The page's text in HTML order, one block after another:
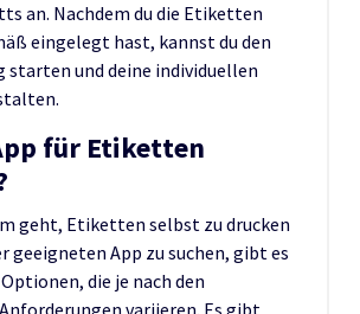
an. Nachdem du die Etiketten
eingelegt hast, kannst du den
starten und deine individuellen
für Etiketten
geht, Etiketten selbst zu drucken
geeigneten App zu suchen, gibt es
die je nach den